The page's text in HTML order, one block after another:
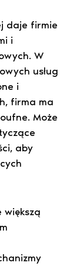
daje firmie
i
W
usług
i
firma ma
Może
aby